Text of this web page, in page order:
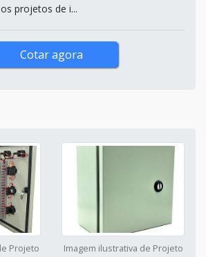
projetos de i...
Cotar agora
Projeto
Imagem ilustrativa de Projeto